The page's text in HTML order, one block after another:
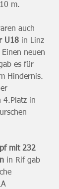
m.
auch
U18 in Linz
neuen
es für
Hindernis.
4.Platz in
mit 232
in Rif gab